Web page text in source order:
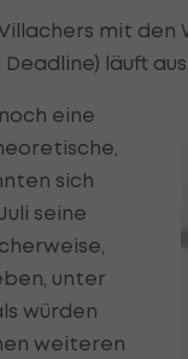
mit
läuft
eine
sich
seine
unter
würden
weiteren